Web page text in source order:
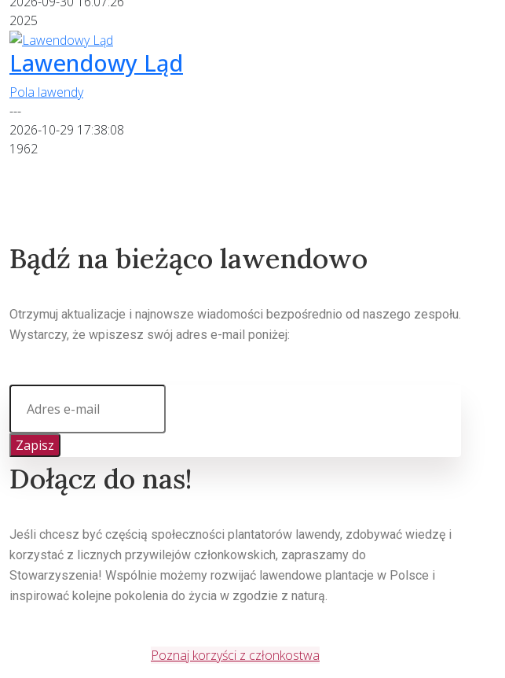
2025
Lawendowy Ląd
Pola lawendy
---
2026-10-29 17:38:08
1962
Bądź na bieżąco lawendowo
Otrzymuj aktualizacje i najnowsze wiadomości bezpośrednio od naszego zespołu.
Wystarczy, że wpiszesz swój adres e-mail poniżej:
Zapisz
Dołącz do nas!
Jeśli chcesz być częścią społeczności plantatorów lawendy, zdobywać wiedzę i
korzystać z licznych przywilejów członkowskich, zapraszamy do
Stowarzyszenia! Wspólnie możemy rozwijać lawendowe plantacje w Polsce i
inspirować kolejne pokolenia do życia w zgodzie z naturą.
Poznaj korzyści z członkostwa